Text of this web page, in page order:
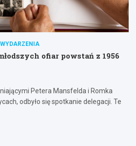
WYDARZENIA
ofiar powstań z 1956
Petera Mansfelda i Romka
odbyło się spotkanie delegacji. Te